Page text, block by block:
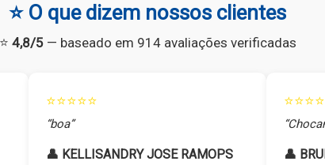
⭐ O que dizem nossos clientes
⭐ 4,8/5— baseado em 914 avaliações verificadas
⭐⭐⭐⭐⭐
“boa”
👤 KELLISANDRY JOSE RAMOPS
👤